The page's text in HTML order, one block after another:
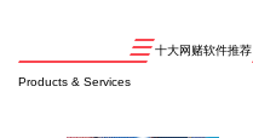
十大网赌软件推荐
Products & Services